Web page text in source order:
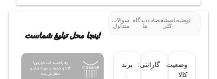
توضیحاتمشخصات
کلی
دیدگاه
ها
سوالات
متداول
وضعیت
کالا:
گارانتی:
برند
:
اینجا محل تبلیغ شماست